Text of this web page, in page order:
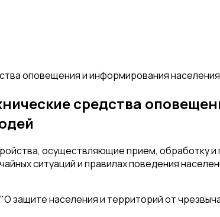
оповещения и информирования
средства
осуществляющие прием, обработку
ситуаций и правилах поведения
защите населения и территорий от